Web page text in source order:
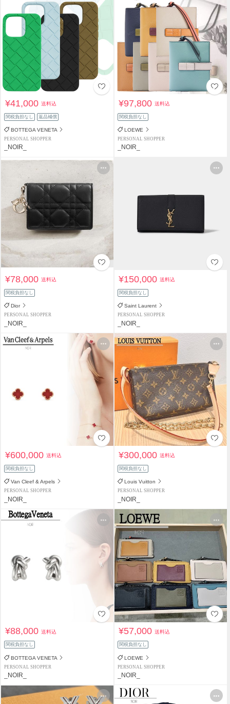
¥41,000送料込
関税負担なし 返品補償
BOTTEGA VENETA
PERSONAL SHOPPER
_NOIR_
¥97,800送料込
関税負担なし
LOEWE
PERSONAL SHOPPER
_NOIR_
¥78,000送料込
関税負担なし
Dior
PERSONAL SHOPPER
_NOIR_
¥150,000送料込
関税負担なし
Saint Laurent
PERSONAL SHOPPER
_NOIR_
¥600,000送料込
関税負担なし
Van Cleef & Arpels
PERSONAL SHOPPER
_NOIR_
¥300,000送料込
関税負担なし
Louis Vuitton
PERSONAL SHOPPER
_NOIR_
¥88,000送料込
関税負担なし
BOTTEGA VENETA
PERSONAL SHOPPER
_NOIR_
¥57,000送料込
関税負担なし
LOEWE
PERSONAL SHOPPER
_NOIR_